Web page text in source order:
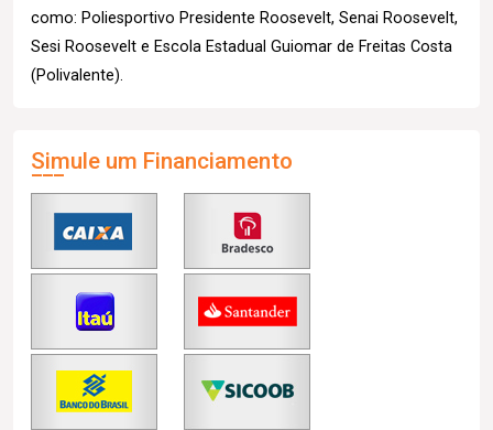
como: Poliesportivo Presidente Roosevelt, Senai Roosevelt,
Sesi Roosevelt e Escola Estadual Guiomar de Freitas Costa
(Polivalente).
Simule um Financiamento